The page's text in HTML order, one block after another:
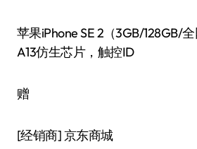
苹果iPhone SE 2（3GB/128GB/
A13仿生芯片，触控ID
赠
[经销商]京东商城